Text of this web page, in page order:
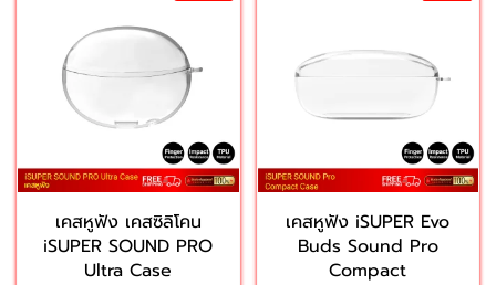
เคสหูฟัง เคสซิลิโคน
iSUPER SOUND PRO
Ultra Case
เคสหูฟัง iSUPER Evo
Buds Sound Pro
Compact